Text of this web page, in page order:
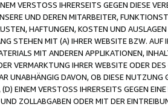
VERSTOSS IHRERSEITS GEGEN DIESE
UND DEREN MITARBEITER,
HAFTUNGEN, KOSTEN UND
STEHEN MIT (A) IHRER WEBSITE BZW. AUF
MIT ANDEREN APPLIKATIONEN,
VERMARKTUNG IHRER WEBSITE ODER
UNABHÄNGIG DAVON, OB DIESE NUTZUNG
EINEM VERSTOSS IHRERSEITS GEGEN
ZOLLABGABEN ODER MIT DER